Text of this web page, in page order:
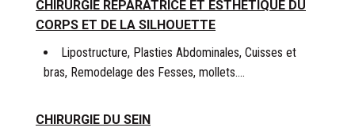
CHIRURGIE RÉPARATRICE ET ESTHÉTIQUE DU
CORPS ET DE LA SILHOUETTE
Lipostructure, Plasties Abdominales, Cuisses et
bras, Remodelage des Fesses, mollets….
CHIRURGIE DU SEIN